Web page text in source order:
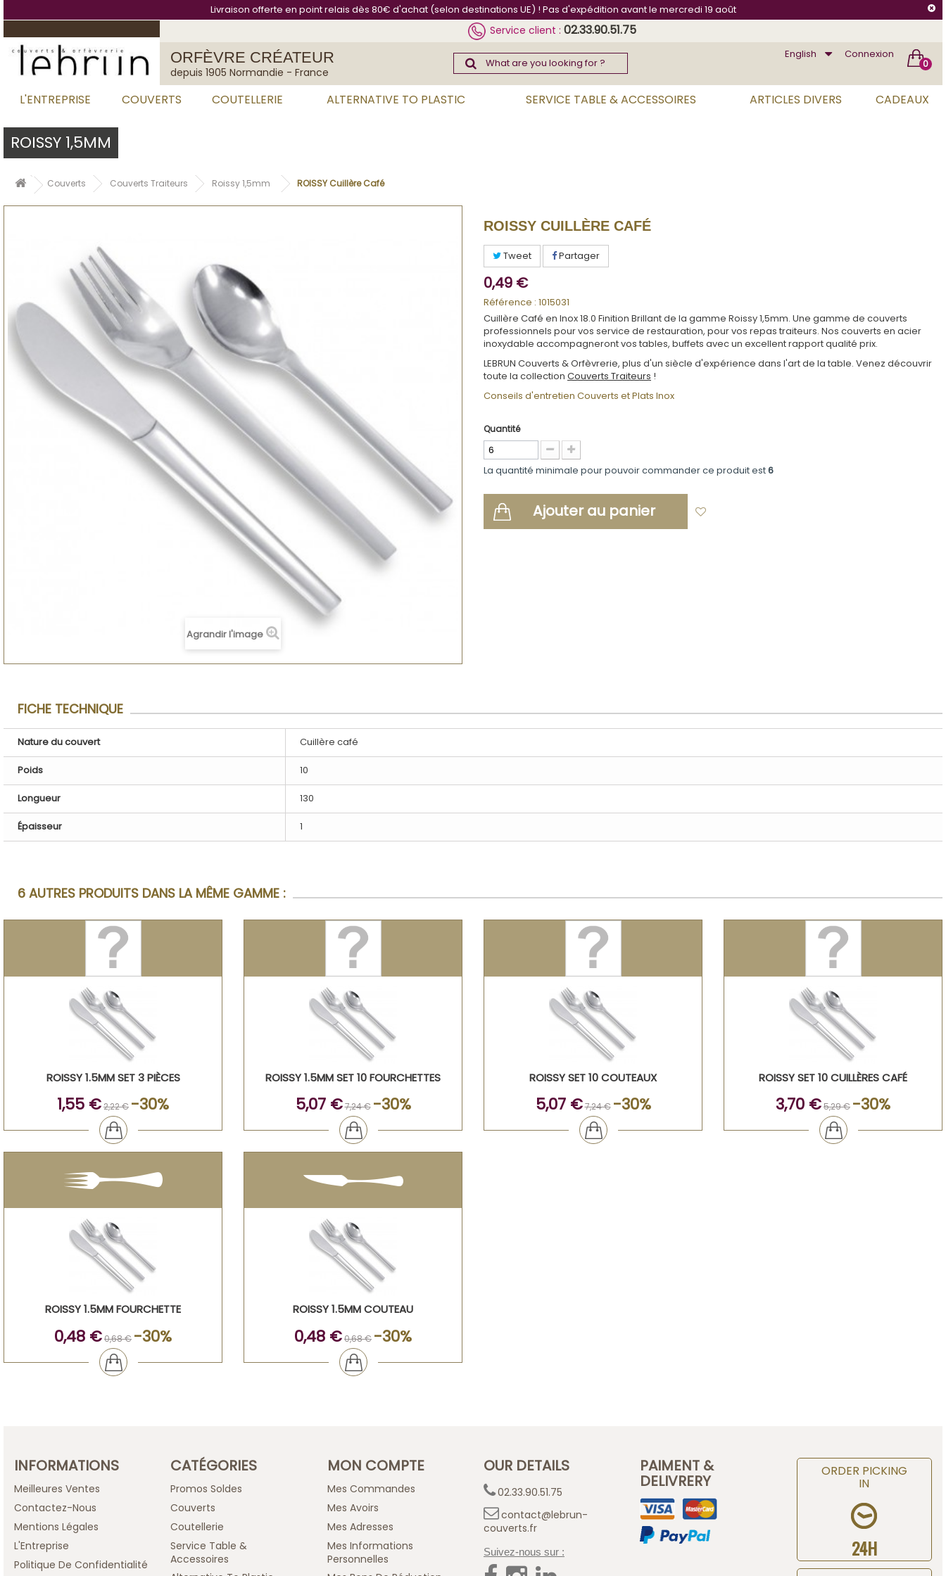
Livraison offerte en point relais dès 80€ d'achat (selon destinations UE) ! Pas d'expédition avant le mercredi 19 août
Service client :02.33.90.51.75
ORFÈVRE CRÉATEUR
depuis 1905 Normandie - France
0
Connexion
English
L'ENTREPRISE COUVERTS COUTELLERIE ALTERNATIVE TO PLASTIC SERVICE TABLE & ACCESSOIRES ARTICLES DIVERS CADEAUX
ROISSY 1,5MM
Couverts Couverts Traiteurs Roissy 1,5mm ROISSY Cuillère Café
Agrandir l'image
ROISSY CUILLÈRE CAFÉ
Tweet Partager
0,49 €
Référence : 1015031
Cuillère Café en Inox 18.0 Finition Brillant de la gamme Roissy 1,5mm. Une gamme de couverts
professionnels pour vos service de restauration, pour vos repas traiteurs. Nos couverts en acier
inoxydable accompagneront vos tables, buffets avec un excellent rapport qualité prix.
LEBRUN Couverts & Orfèvrerie, plus d'un siècle d'expérience dans l'art de la table. Venez découvrir
toute la collection Couverts Traiteurs !
Conseils d'entretien Couverts et Plats Inox
Quantité
La quantité minimale pour pouvoir commander ce produit est6
Ajouter au panier
FICHE TECHNIQUE
Nature du couvert Cuillère café
Poids 10
Longueur 130
Épaisseur 1
6 AUTRES PRODUITS DANS LA MÊME GAMME :
ROISSY 1.5MM SET 3 PIÈCES
1,55 €2,22 € -30%
ROISSY 1.5MM SET 10 FOURCHETTES
5,07 €7,24 € -30%
ROISSY SET 10 COUTEAUX
5,07 €7,24 € -30%
ROISSY SET 10 CUILLÈRES CAFÉ
3,70 €5,29 € -30%
ROISSY 1.5MM FOURCHETTE
0,48 €0,68 € -30%
ROISSY 1.5MM COUTEAU
0,48 €0,68 € -30%
INFORMATIONS
Meilleures Ventes
Contactez-Nous
Mentions Légales
L'Entreprise
Politique De Confidentialité
CATÉGORIES
Promos Soldes
Couverts
Coutellerie
Service Table &
Accessoires
MON COMPTE
Mes Commandes
Mes Avoirs
Mes Adresses
Mes Informations
Personnelles
OUR DETAILS
02.33.90.51.75
contact@lebrun-
couverts.fr
Suivez-nous sur :
PAIMENT &
DELIVRERY
ORDER PICKING
IN
24H